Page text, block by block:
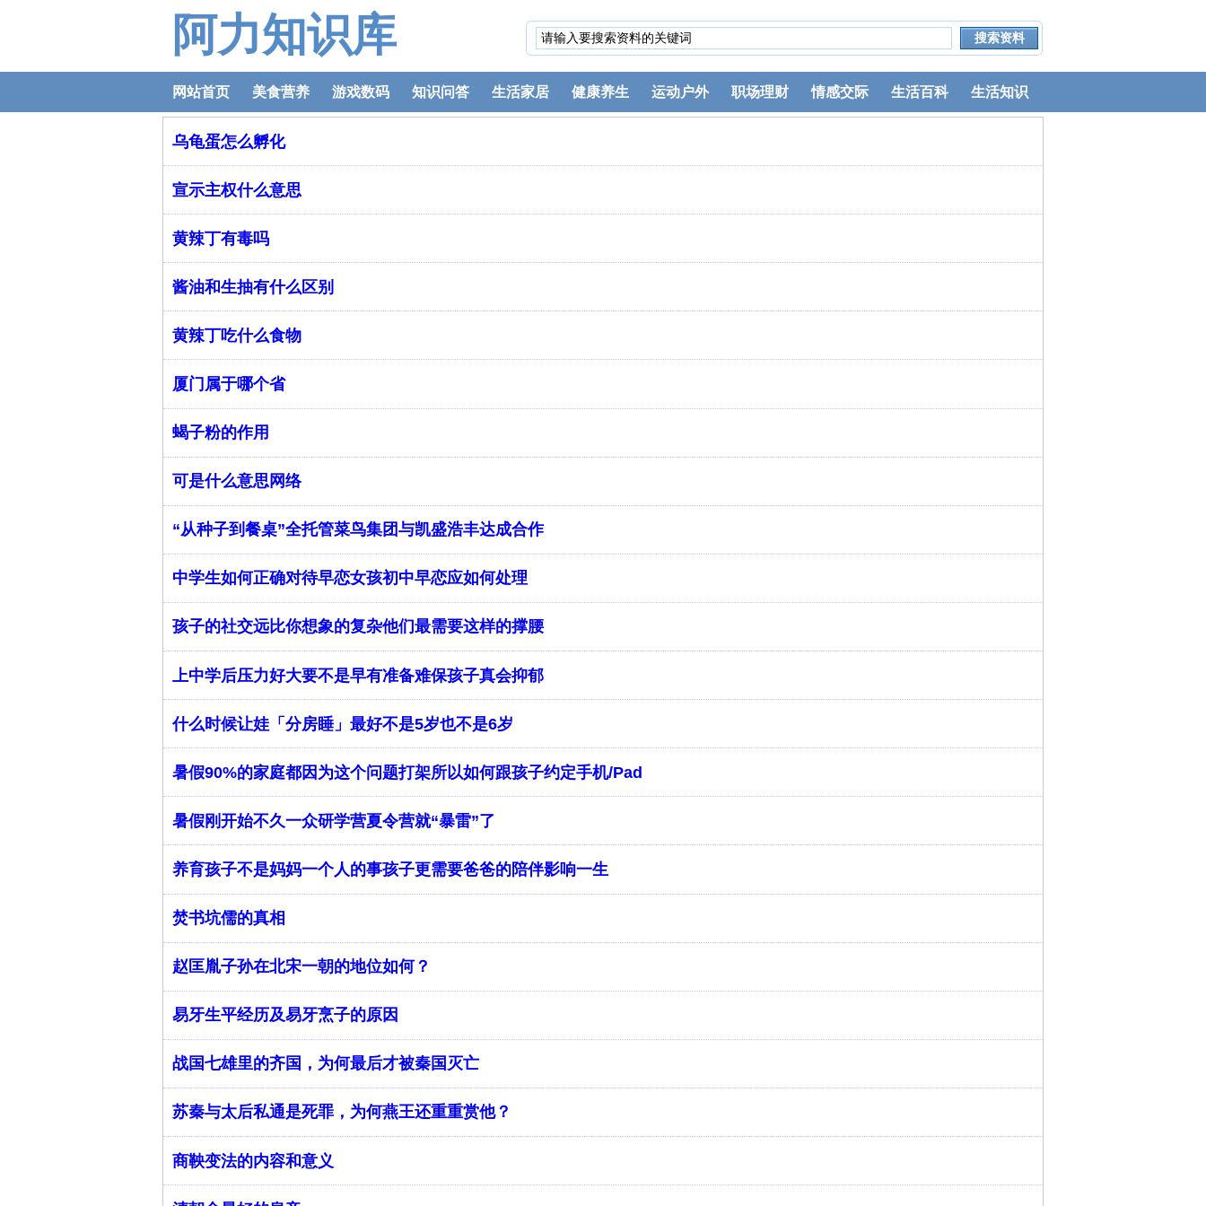
阿力知识库
网站首页 美食营养 游戏数码 知识问答 生活家居 健康养生 运动户外 职场理财 情感交际 生活百科 生活知识
乌龟蛋怎么孵化
宣示主权什么意思
黄辣丁有毒吗
酱油和生抽有什么区别
黄辣丁吃什么食物
厦门属于哪个省
蝎子粉的作用
可是什么意思网络
“从种子到餐桌”全托管菜鸟集团与凯盛浩丰达成合作
​中学生如何正确对待早恋女孩初中早恋应如何处理
孩子的社交远比你想象的复杂他们最需要这样的撑腰
上中学后压力好大要不是早有准备难保孩子真会抑郁
什么时候让娃「分房睡」最好不是5岁也不是6岁
暑假90%的家庭都因为这个问题打架所以如何跟孩子约定手机/Pad
暑假刚开始不久一众研学营夏令营就“暴雷”了
养育孩子不是妈妈一个人的事孩子更需要爸爸的陪伴影响一生
焚书坑儒的真相
赵匡胤子孙在北宋一朝的地位如何？
易牙生平经历及易牙烹子的原因
战国七雄里的齐国，为何最后才被秦国灭亡
苏秦与太后私通是死罪，为何燕王还重重赏他？
商鞅变法的内容和意义